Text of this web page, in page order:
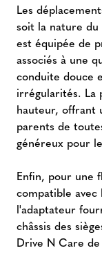
Les
soit la nature
est équipée de
associés à une
conduite douce
irrégularités. La
hauteur, offrant
parents de
généreux pour
Enfin, pour une
compatible avec
l'adaptateur
châssis des
Drive N Care